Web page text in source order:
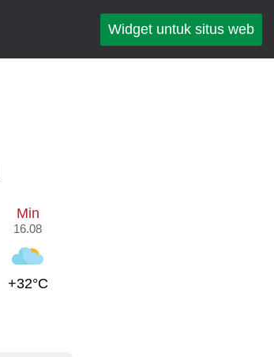
Widget untuk situs web
Min
16.08
+32°C